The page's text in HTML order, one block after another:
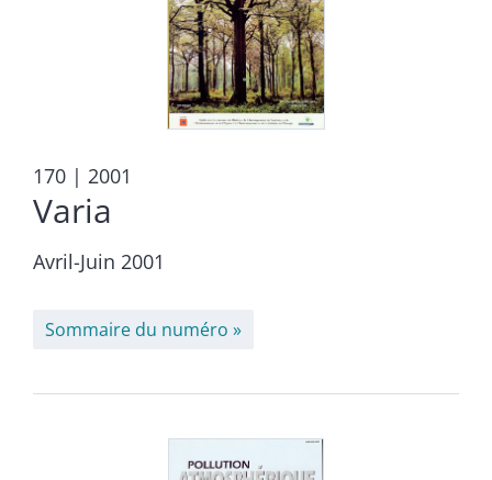
170 | 2001
Varia
Avril-Juin 2001
Sommaire du numéro